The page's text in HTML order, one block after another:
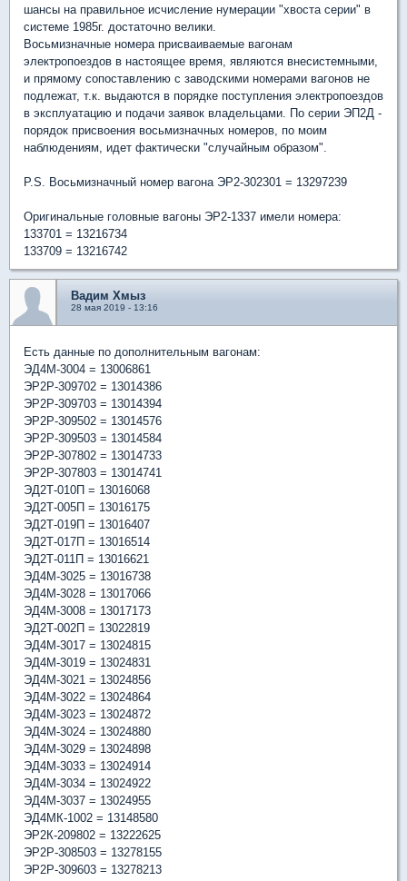
шансы на правильное исчисление нумерации "хвоста серии" в
системе 1985г. достаточно велики.
Восьмизначные номера присваиваемые вагонам
электропоездов в настоящее время, являются внесистемными,
и прямому сопоставлению с заводскими номерами вагонов не
подлежат, т.к. выдаются в порядке поступления электропоездов
в эксплуатацию и подачи заявок владельцами. По серии ЭП2Д -
порядок присвоения восьмизначных номеров, по моим
наблюдениям, идет фактически "случайным образом".
P.S. Восьмизначный номер вагона ЭР2-302301 = 13297239
Оригинальные головные вагоны ЭР2-1337 имели номера:
133701 = 13216734
133709 = 13216742
Вадим Хмыз
28 мая 2019 - 13:16
Есть данные по дополнительным вагонам:
ЭД4М-3004 = 13006861
ЭР2Р-309702 = 13014386
ЭР2Р-309703 = 13014394
ЭР2Р-309502 = 13014576
ЭР2Р-309503 = 13014584
ЭР2Р-307802 = 13014733
ЭР2Р-307803 = 13014741
ЭД2Т-010П = 13016068
ЭД2Т-005П = 13016175
ЭД2Т-019П = 13016407
ЭД2Т-017П = 13016514
ЭД2Т-011П = 13016621
ЭД4М-3025 = 13016738
ЭД4М-3028 = 13017066
ЭД4М-3008 = 13017173
ЭД2Т-002П = 13022819
ЭД4М-3017 = 13024815
ЭД4М-3019 = 13024831
ЭД4М-3021 = 13024856
ЭД4М-3022 = 13024864
ЭД4М-3023 = 13024872
ЭД4М-3024 = 13024880
ЭД4М-3029 = 13024898
ЭД4М-3033 = 13024914
ЭД4М-3034 = 13024922
ЭД4М-3037 = 13024955
ЭД4МК-1002 = 13148580
ЭР2К-209802 = 13222625
ЭР2Р-308503 = 13278155
ЭР2Р-309603 = 13278213